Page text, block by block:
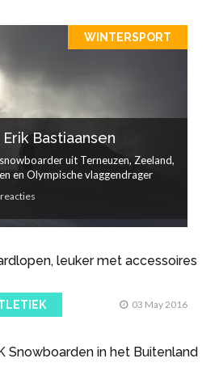
WINTERSPORT
Bastiaansen
uit Terneuzen, Zeeland,
en Olympische vlaggendrager
leuker met accessoires
03 May 2016
Snowboarden in het Buitenland